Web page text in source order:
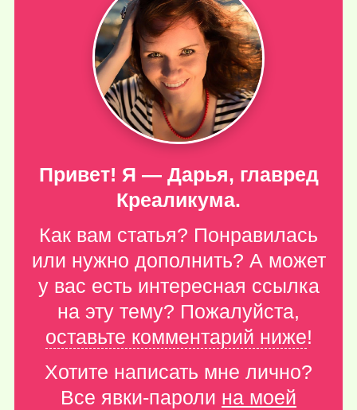
Привет! Я — Дарья, главред
Креаликума.
Как вам статья? Понравилась
или нужно дополнить? А может
у вас есть интересная ссылка
на эту тему? Пожалуйста,
оставьте комментарий ниже!
Хотите написать мне лично?
Все явки-пароли на моей